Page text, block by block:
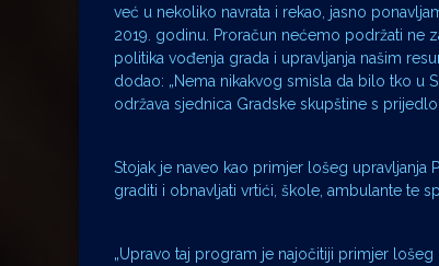
već u nekoliko navrata i rekao, jasno
2019. godinu. Proračun nećemo podržati ne
politika vođenja grada i upravljanja našim
dodao: „Nema nikakvog smisla da bilo tko u
održava sjednica Gradske skupštine s
Stojak je naveo kao primjer lošeg upravljanja
graditi i obnavljati vrtići, škole, ambulante te
„Upravo taj program je najočitiji primjer